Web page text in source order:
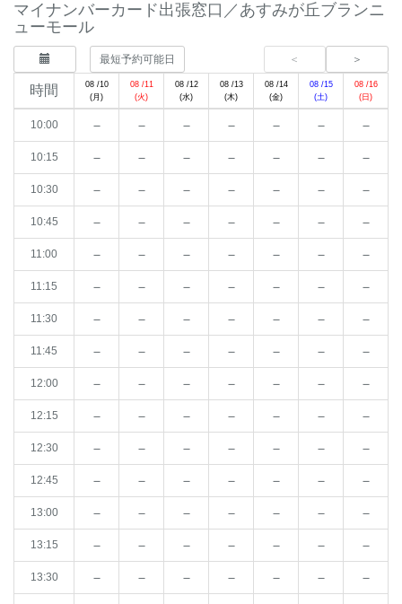
マイナンバーカード出張窓口／あすみが丘ブランニ
ューモール
最短予約可能日
時間
08 /10
(月)
08 /11
(火)
08 /12
(水)
08 /13
(木)
08 /14
(金)
08 /15
(土)
08 /16
(日)
10:00 － － － － － － －
10:15 － － － － － － －
10:30 － － － － － － －
10:45 － － － － － － －
11:00 － － － － － － －
11:15 － － － － － － －
11:30 － － － － － － －
11:45 － － － － － － －
12:00 － － － － － － －
12:15 － － － － － － －
12:30 － － － － － － －
12:45 － － － － － － －
13:00 － － － － － － －
13:15 － － － － － － －
13:30 － － － － － － －